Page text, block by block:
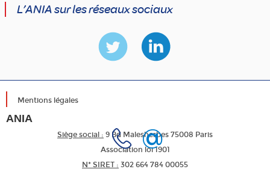
L’ANIA sur les réseaux sociaux
Mentions légales
ANIA
Siège social : 9 Bd Malesherbes 75008 Paris
Association loi 1901
N* SIRET : 302 664 784 00055